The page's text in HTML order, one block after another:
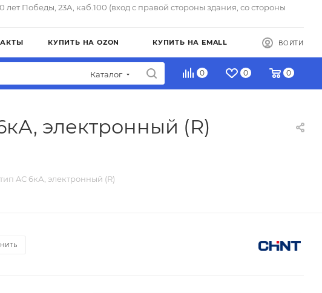
Победы, 23А, каб.100 (вход с правой стороны здания, со стороны
КУПИТЬ НА OZON КУПИТЬ НА EMALL ВОЙТИ
Каталог 0 0 0
электронный (R)
AС 6кА, электронный (R)